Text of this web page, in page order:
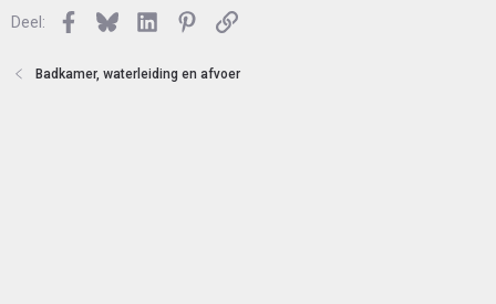
Deel: Facebook
BlueskyLinkedInPinterest
Link
Badkamer, waterleiding en afvoer